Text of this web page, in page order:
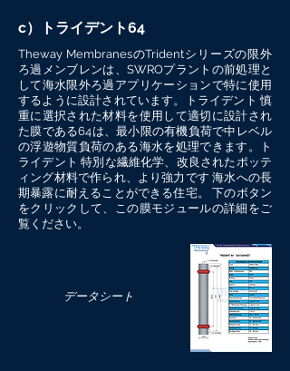
c）トライデント64
Theway MembranesのTridentシリーズの限外
ろ過メンブレンは、SWROプラントの前処理と
して海水限外ろ過アプリケーションで特に使用
するように設計されています。トライデント 慎
重に選択された材料を使用して適切に設計され
た膜である64は、最小限の有機負荷で中レベル
の浮遊物質負荷のある海水を処理できます。ト
ライデント 特別な繊維化学、改良されたポッテ
ィング材料で作られ、より強力です 海水への長
期暴露に耐えることができる住宅。 下のボタン
をクリックして、この膜モジュールの詳細をご
覧ください。
データシート